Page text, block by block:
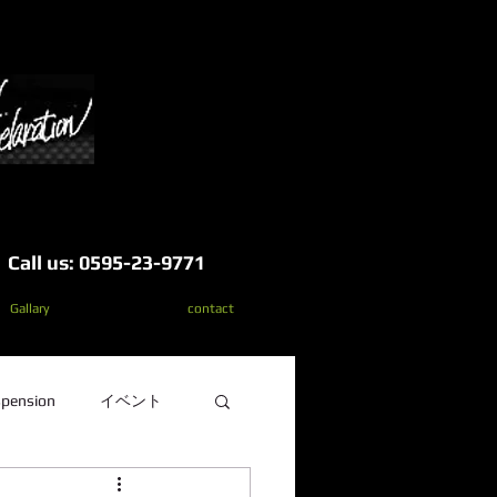
Call us: 0595-23-9771
Gallary contact
イベント